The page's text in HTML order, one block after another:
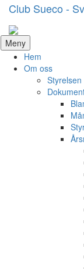
Club Sueco -
Meny Hoppa
till
innehåll
Hem
Om oss
Styrelsen